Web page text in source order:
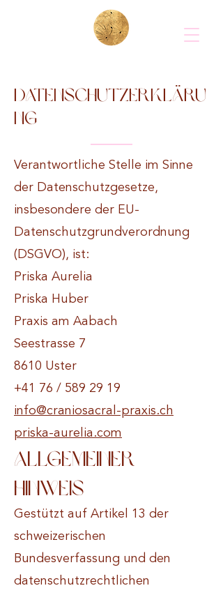
Datenschutzerkläru
ng
Verantwortliche Stelle im Sinne
der Datenschutzgesetze,
insbesondere der EU-
Datenschutzgrundverordnung
(DSGVO), ist:
Priska Aurelia
Priska Huber
Praxis am Aabach
Seestrasse 7
8610 Uster
+41 76 / 589 29 19
info@craniosacral-praxis.ch
priska-aurelia.com
Allgemeiner
Hinweis
Gestützt auf Artikel 13 der
schweizerischen
Bundesverfassung und den
datenschutzrechtlichen